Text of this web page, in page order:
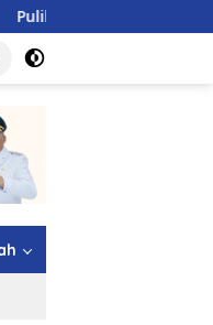
Banjir, Pertamina